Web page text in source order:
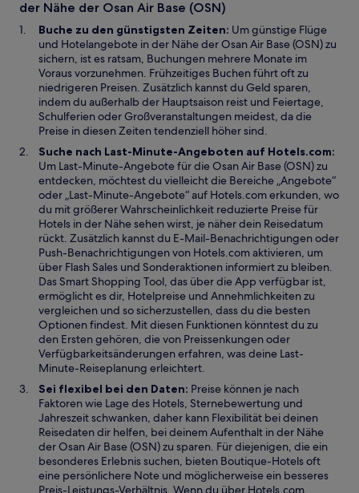
f
e
t
t
r
g
e
ö
f
f
n
e
t
n
e
u
e
n
F
e
n
s
t
e
r
g
e
ö
f
f
n
e
t
der Nähe der Osan Air Base (OSN)
Buche zu den günstigsten Zeiten: Um günstige Flüge
und Hotelangebote in der Nähe der Osan Air Base (OSN) zu
sichern, ist es ratsam, Buchungen mehrere Monate im
Voraus vorzunehmen. Frühzeitiges Buchen führt oft zu
niedrigeren Preisen. Zusätzlich kannst du Geld sparen,
indem du außerhalb der Hauptsaison reist und Feiertage,
Schulferien oder Großveranstaltungen meidest, da die
Preise in diesen Zeiten tendenziell höher sind.
Suche nach Last-Minute-Angeboten auf Hotels.com:
Um Last-Minute-Angebote für die Osan Air Base (OSN) zu
entdecken, möchtest du vielleicht die Bereiche „Angebote“
oder „Last-Minute-Angebote“ auf Hotels.com erkunden, wo
du mit größerer Wahrscheinlichkeit reduzierte Preise für
Hotels in der Nähe sehen wirst, je näher dein Reisedatum
rückt. Zusätzlich kannst du E-Mail-Benachrichtigungen oder
Push-Benachrichtigungen von Hotels.com aktivieren, um
über Flash Sales und Sonderaktionen informiert zu bleiben.
Das Smart Shopping Tool, das über die App verfügbar ist,
ermöglicht es dir, Hotelpreise und Annehmlichkeiten zu
vergleichen und so sicherzustellen, dass du die besten
Optionen findest. Mit diesen Funktionen könntest du zu
den Ersten gehören, die von Preissenkungen oder
Verfügbarkeitsänderungen erfahren, was deine Last-
Minute-Reiseplanung erleichtert.
Sei flexibel bei den Daten: Preise können je nach
Faktoren wie Lage des Hotels, Sternebewertung und
Jahreszeit schwanken, daher kann Flexibilität bei deinen
Reisedaten dir helfen, bei deinem Aufenthalt in der Nähe
der Osan Air Base (OSN) zu sparen. Für diejenigen, die ein
besonderes Erlebnis suchen, bieten Boutique-Hotels oft
eine persönlichere Note und möglicherweise ein besseres
Preis-Leistungs-Verhältnis. Wenn du über Hotels.com